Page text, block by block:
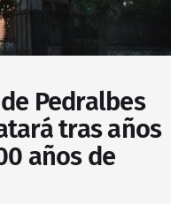
Pedralbes
tras años
años de